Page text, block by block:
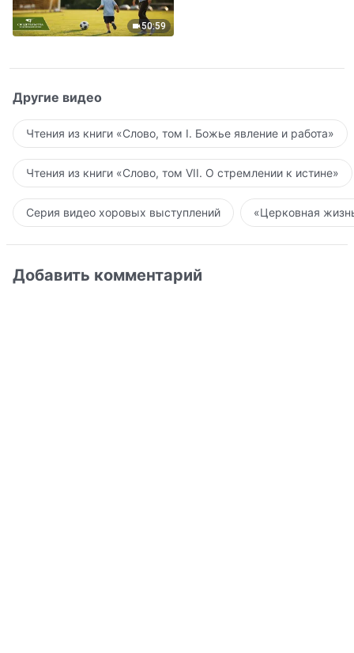
50:59
Другие видео
Чтения из книги «Слово, том I. Божье явление и работа»
Чтения из книги «Слово, том VII. О стремлении к истине»
Серия видео хоровых выступлений «Церковная
Добавить комментарий